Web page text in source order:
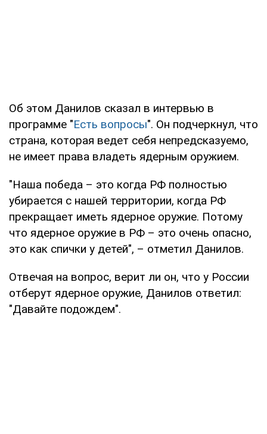
Об этом Данилов сказал в интервью в
программе "Есть вопросы". Он подчеркнул, что
страна, которая ведет себя непредсказуемо,
не имеет права владеть ядерным оружием.
"Наша победа – это когда РФ полностью
убирается с нашей территории, когда РФ
прекращает иметь ядерное оружие. Потому
что ядерное оружие в РФ – это очень опасно,
это как спички у детей", – отметил Данилов.
Отвечая на вопрос, верит ли он, что у России
отберут ядерное оружие, Данилов ответил:
"Давайте подождем".